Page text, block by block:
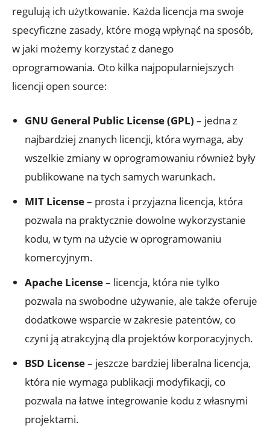
regulują ich użytkowanie. Każda licencja ma swoje
specyficzne zasady, które mogą wpłynąć na sposób,
w jaki możemy korzystać z danego
oprogramowania. Oto kilka najpopularniejszych
licencji open source:
GNU General Public License (GPL) – jedna z
najbardziej znanych licencji, która wymaga, aby
wszelkie zmiany w oprogramowaniu również były
publikowane na tych samych warunkach.
MIT License– prosta i przyjazna licencja, która
pozwala na praktycznie dowolne wykorzystanie
kodu, w tym na użycie w oprogramowaniu
komercyjnym.
Apache License– licencja, która nie tylko
pozwala na swobodne używanie, ale także oferuje
dodatkowe wsparcie w zakresie patentów, co
czyni ją atrakcyjną dla projektów korporacyjnych.
BSD License– jeszcze bardziej liberalna licencja,
która nie wymaga publikacji modyfikacji, co
pozwala na łatwe integrowanie kodu z własnymi
projektami.